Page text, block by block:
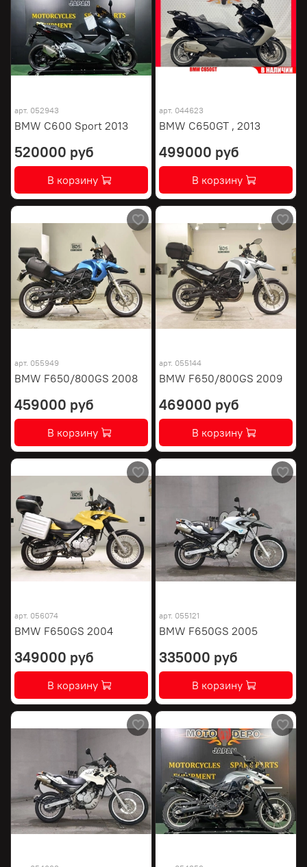
арт. 052943
BMW C600 Sport 2013
520000 руб
В корзину
арт. 044623
BMW C650GT , 2013
499000 руб
В корзину
арт. 055949
BMW F650/800GS 2008
459000 руб
В корзину
арт. 055144
BMW F650/800GS 2009
469000 руб
В корзину
арт. 056074
BMW F650GS 2004
349000 руб
В корзину
арт. 055121
BMW F650GS 2005
335000 руб
В корзину